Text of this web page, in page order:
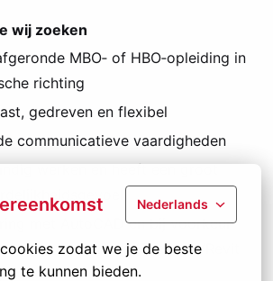
Nederlands
zodat we je de beste
te kunnen bieden.
wij zoeken
MBO‑ of HBO‑opleiding in
richting
gedreven en flexibel
communicatieve vaardigheden
werken en heeft een groot
met AutoCAD en bij voorkeur
(TopSolid/Revit